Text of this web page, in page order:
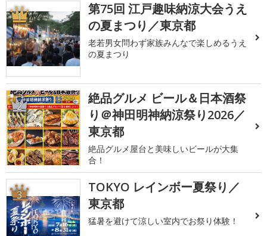
1
第75回 江戸趣味納涼大会うえ
の夏まつり／東京都
老若男女問わず家族みんなで楽しめるうえ
の夏まつり
2
絶品グルメ ビール＆日本酒祭
り＠神田明神納涼祭り2026／
東京都
絶品グルメ屋台と美味しいビールが大集
合！
3
TOKYO レインボー夏祭り／
東京都
猛暑を避けて涼しい室内でお祭り体験！